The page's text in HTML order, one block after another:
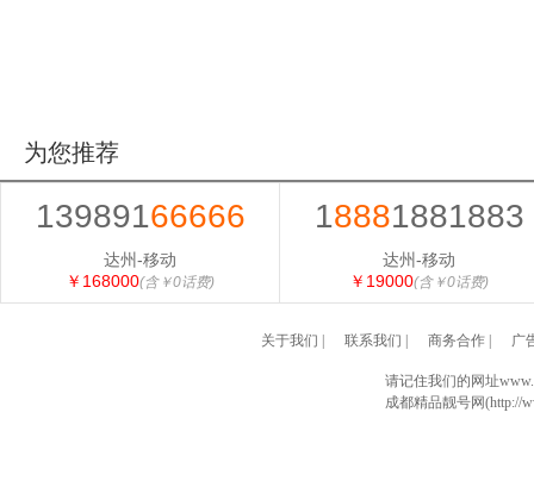
为您推荐
13989166666
达州-移动
￥168000(含￥0话费)
18881881883
达州-移动
￥19000(含￥0话费)
关于我们 联系我们 商务合作| 广
请记住我们的网址
成都精品靓号网(http://